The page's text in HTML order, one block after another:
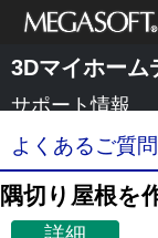
メガソフト株式
会社
3Dマイホーム
サポート情報
よくあるご質問
隅切り屋根を